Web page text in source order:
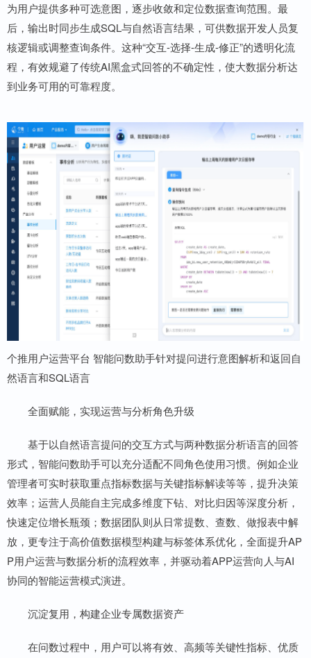
为用户提供多种可选意图，逐步收敛和定位数据查询范围。最
后，输出时同步生成SQL与自然语言结果，可供数据开发人员复
核逻辑或调整查询条件。这种“交互-选择-生成-修正”的透明化流
程，有效规避了传统AI黑盒式回答的不确定性，使大数据分析达
到业务可用的可靠程度。
个推用户运营平台 智能问数助手针对提问进行意图解析和返回自
然语言和SQL语言
全面赋能，实现运营与分析角色升级
基于以自然语言提问的交互方式与两种数据分析语言的回答
形式，智能问数助手可以充分适配不同角色使用习惯。例如企业
管理者可实时获取重点指标数据与关键指标解读等等，提升决策
效率；运营人员能自主完成多维度下钻、对比归因等深度分析，
快速定位增长瓶颈；数据团队则从日常提数、查数、做报表中解
放，更专注于高价值数据模型构建与标签体系优化，全面提升AP
P用户运营与数据分析的流程效率，并驱动着APP运营向人与AI
协同的智能运营模式演进。
沉淀复用，构建企业专属数据资产
在问数过程中，用户可以将有效、高频等关键性指标、优质